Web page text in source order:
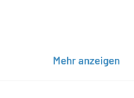
Mehr anzeigen